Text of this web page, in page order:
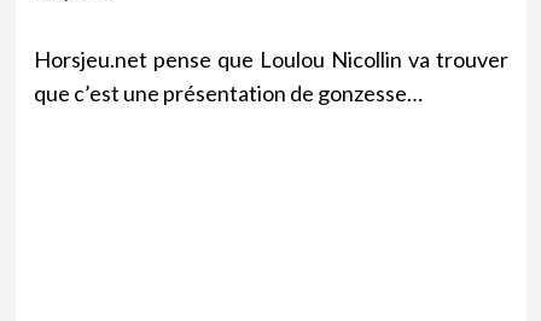
Horsjeu.net pense que Loulou Nicollin va trouver
que c’est une présentation de gonzesse…